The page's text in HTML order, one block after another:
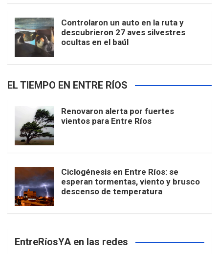
Controlaron un auto en la ruta y
descubrieron 27 aves silvestres
ocultas en el baúl
EL TIEMPO EN ENTRE RÍOS
Renovaron alerta por fuertes
vientos para Entre Ríos
Ciclogénesis en Entre Ríos: se
esperan tormentas, viento y brusco
descenso de temperatura
EntreRíosYA en las redes